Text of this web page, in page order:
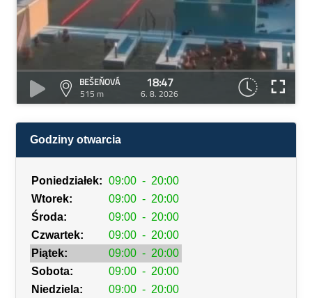
BEŠEŇOVÁ
515 m
18:47
6. 8. 2026
Godziny otwarcia
Poniedziałek: 09:00 - 20:00
Wtorek:
09:00 - 20:00
Środa:
09:00 - 20:00
Czwartek:
09:00 - 20:00
Piątek:
09:00 - 20:00
Sobota:
09:00 - 20:00
Niedziela:
09:00 - 20:00